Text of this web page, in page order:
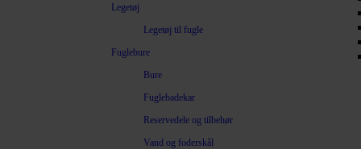
Legetøj
Legetøj til fugle
Fuglebure
Bure
Fuglebadekar
Reservedele og tilbehør
Vand og foderskål